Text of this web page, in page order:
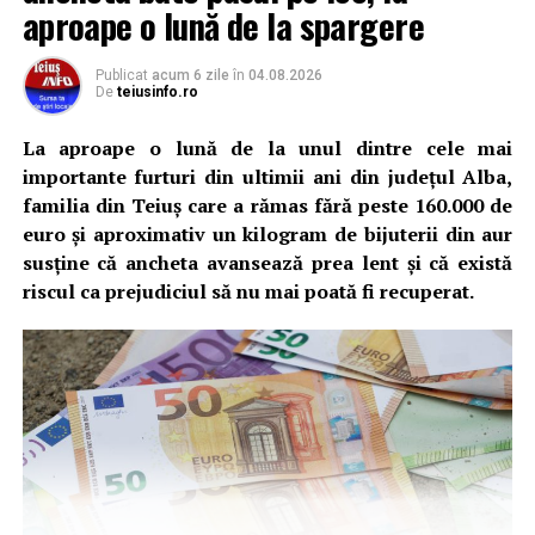
aproape o lună de la spargere
Publicat acum 6 zile în 04.08.2026
De teiusinfo.ro
La aproape o lună de la unul dintre cele mai
importante furturi din ultimii ani din județul Alba,
familia din Teiuș care a rămas fără peste 160.000 de
euro și aproximativ un kilogram de bijuterii din aur
susține că ancheta avansează prea lent și că există
riscul ca prejudiciul să nu mai poată fi recuperat.